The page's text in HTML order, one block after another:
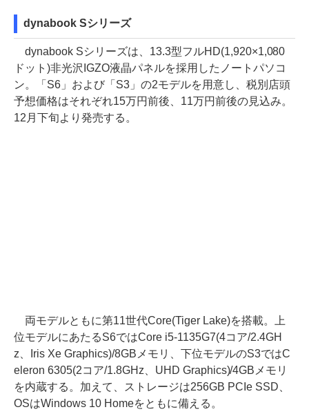
dynabook Sシリーズ
dynabook Sシリーズは、13.3型フルHD(1,920×1,080
ドット)非光沢IGZO液晶パネルを採用したノートパソコ
ン。「S6」および「S3」の2モデルを用意し、税別店頭
予想価格はそれぞれ15万円前後、11万円前後の見込み。
12月下旬より発売する。
両モデルともに第11世代Core(Tiger Lake)を搭載。上
位モデルにあたるS6ではCore i5-1135G7(4コア/2.4GH
z、Iris Xe Graphics)/8GBメモリ、下位モデルのS3ではC
eleron 6305(2コア/1.8GHz、UHD Graphics)/4GBメモリ
を内蔵する。加えて、ストレージは256GB PCIe SSD、
OSはWindows 10 Homeをともに備える。